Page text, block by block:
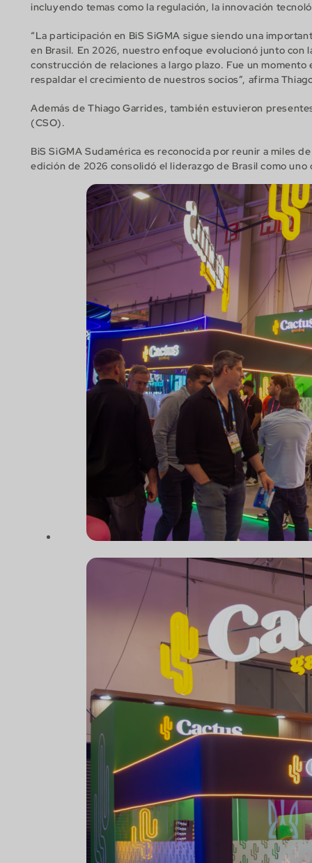
incluyendo temas como la regulación, la innovación
“La participación en BiS SiGMA sigue siendo una
en Brasil. En 2026, nuestro enfoque evolucionó junto con
construcción de relaciones a largo plazo. Fue un
respaldar el crecimiento de nuestros socios”, afirma
Además de Thiago Garrides, también estuvieron
(CSO).
BiS SiGMA Sudamérica es reconocida por reunir a miles
edición de 2026 consolidó el liderazgo de Brasil como